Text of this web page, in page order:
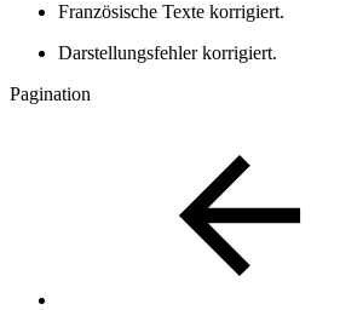
Französische Texte korrigiert.
Darstellungsfehler korrigiert.
Pagination